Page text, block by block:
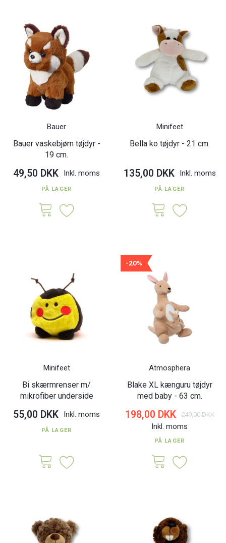
Bauer
Bauer vaskebjørn tøjdyr -
19 cm.
49,50 DKK Inkl. moms
PÅ LAGER
Minifeet
Bella ko tøjdyr - 21 cm.
135,00 DKK Inkl. moms
PÅ LAGER
Minifeet
Bi skærmrenser m/
mikrofiber underside
55,00 DKK Inkl. moms
PÅ LAGER
-20%
Atmosphera
Blake XL kænguru tøjdyr
med baby - 63 cm.
198,00 DKK 249,00 DKK
Inkl. moms
PÅ LAGER